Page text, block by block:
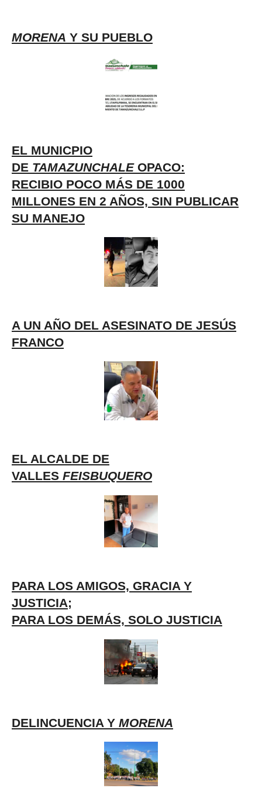
MORENA Y SU PUEBLO
EL MUNICPIO
DE TAMAZUNCHALEOPACO:
RECIBIO POCO MÁS DE 1000
MILLONES EN 2 AÑOS, SIN PUBLICAR
SU MANEJO
A UN AÑO DEL ASESINATO DE JESÚS
FRANCO
EL ALCALDE DE
VALLES FEISBUQUERO
PARA LOS AMIGOS, GRACIA Y
JUSTICIA;
PARA LOS DEMÁS, SOLO JUSTICIA
DELINCUENCIA Y MORENA